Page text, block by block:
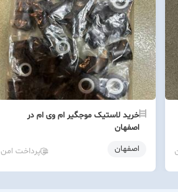
خرید لاستیک موجگیر ام وی ام در
اصفهان
اصفهان
پرداخت امن